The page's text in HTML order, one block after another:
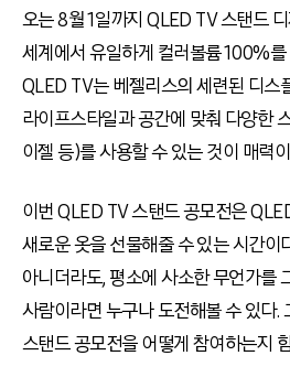
오는 8월 1일까지 QLED TV 스탠드
세계에서 유일하게 컬러볼륨 100%
QLED TV는 베젤리스의 세련된 디스
라이프스타일과 공간에 맞춰 다양한
이젤 등)를 사용할 수 있는 것이 매력
이번 QLED TV 스탠드 공모전은
새로운 옷을 선물해줄 수 있는 시간이
아니더라도, 평소에 사소한 무언가를
사람이라면 누구나 도전해볼 수 있다.
스탠드 공모전을 어떻게 참여하는지